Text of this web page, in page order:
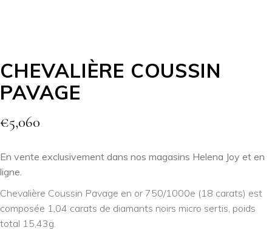
CHEVALIÈRE COUSSIN
PAVAGE
€5,060
En vente exclusivement dans nos magasins Helena Joy et en
ligne.
Chevalière Coussin Pavage en or 750/1000e (18 carats) est
composée 1,04 carats de diamants noirs micro sertis, poids
total 15,43g.